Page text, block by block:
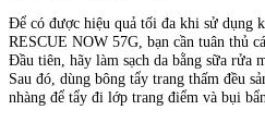
Để có được hiệu quả tối đa khi sử dụng
RESCUE NOW 57G, bạn cần tuân thủ
Đầu tiên, hãy làm sạch da bằng sữa rửa
Sau đó, dùng bông tẩy trang thấm đều
nhàng để tẩy đi lớp trang điểm và bụi